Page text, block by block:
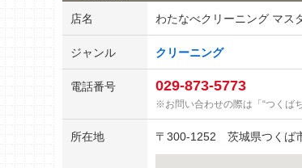
店名 わたなべクリーニング マス
ジャンル クリーニング
電話番号 029-873-5773
お問い合わせの際は「“つくば
所在地 〒 300-1252 茨城県つくば